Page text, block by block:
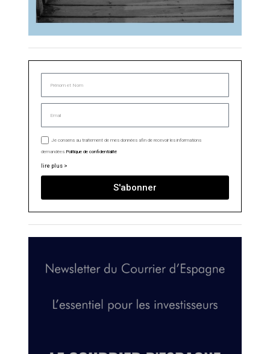
Je consens au traitement de mes données afin de recevoir les informations
demandées.Politique de confidentialité
lire plus >
S'abonner